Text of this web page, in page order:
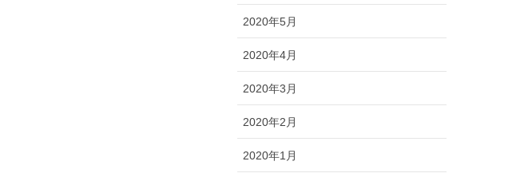
2020年5月
2020年4月
2020年3月
2020年2月
2020年1月